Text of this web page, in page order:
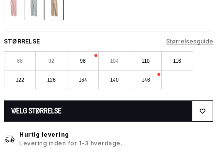
STØRRELSE Størrelsesguide
86 92 98 104 110 116
122 128 134 140 146
VÆLG STØRRELSE
Hurtig levering
Levering inden for 1-3 hverdage.